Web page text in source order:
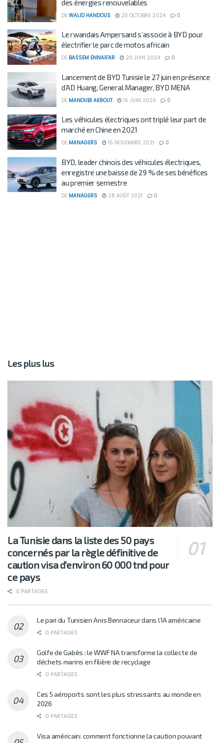
des énergies renouvelables
DE WALID HANDOUS 23 OCTOBRE 2024 0
Le rwandais Ampersand s’associe à BYD pour
électrifier le parc de motos africain
DE BASSEM ENNAIFAR 20 JUIN 2024 0
Lancement de BYD Tunisie le 27 juin en présence
d’AD Huang, General Manager, BYD MENA
DE MANOUBI AKROUT 15 JUIN 2024 0
Les véhicules électriques ont triplé leur part de
marché en Chine en 2021
DE MANAGERS 15 NOVEMBRE 2021 0
BYD, leader chinois des véhicules électriques,
enregistre une baisse de 29 % de ses bénéfices
au premier semestre
DE MANAGERS 28 AOÛT 2021 0
Les plus lus
La Tunisie dans la liste des 50 pays
concernés par la règle définitive de
caution visa d’environ 60 000 tnd pour
ce pays
0 PARTAGES
Le pari du Tunisien Anis Bennaceur dans l’IA américaine
0 PARTAGES
Golfe de Gabès : le WWF NA transforme la collecte de
déchets marins en filière de recyclage
0 PARTAGES
Ces 5 aéroports sont les plus stressants au monde en
2026
0 PARTAGES
Visa américain: comment fonctionne la caution pouvant